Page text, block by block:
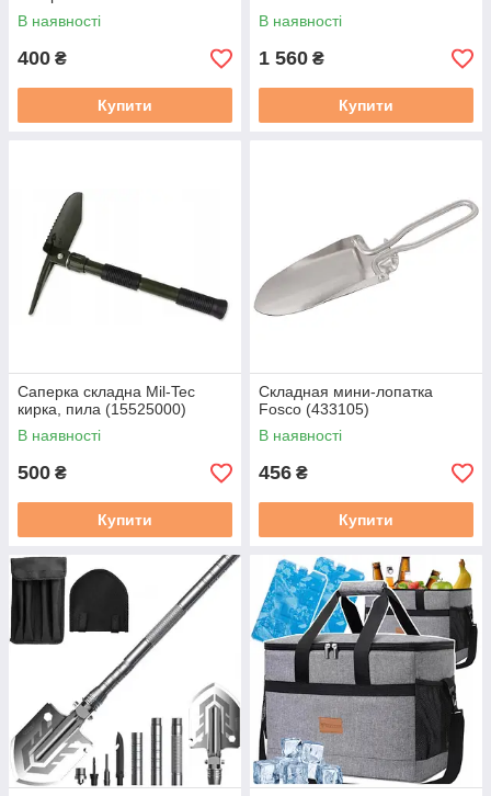
В наявності
400 ₴
Купити
В наявності
1 560 ₴
Купити
Саперка складна Mil-Tec
кирка, пила (15525000)
В наявності
500 ₴
Купити
Складная мини-лопатка
Fosco (433105)
В наявності
456 ₴
Купити